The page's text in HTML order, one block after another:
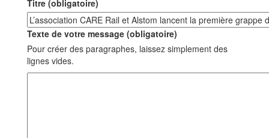
Titre (obligatoire)
Texte de votre message (obligatoire)
Pour créer des paragraphes, laissez simplement des
lignes vides.